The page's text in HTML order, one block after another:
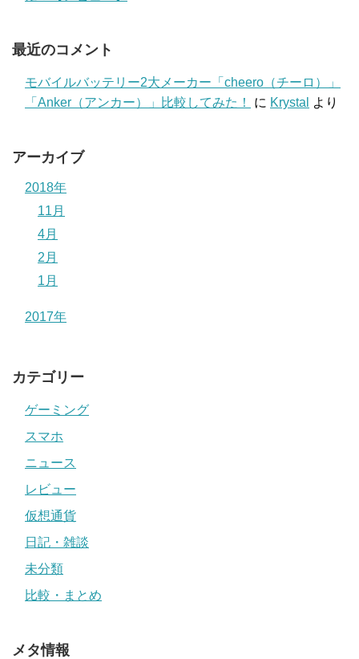
最近のコメント
モバイルバッテリー2大メーカー「cheero（チーロ）」
「Anker（アンカー）」比較してみた！
に Krystal より
アーカイブ
2018年
11月
4月
2月
1月
2017年
カテゴリー
ゲーミング
スマホ
ニュース
レビュー
仮想通貨
日記・雑談
未分類
比較・まとめ
メタ情報